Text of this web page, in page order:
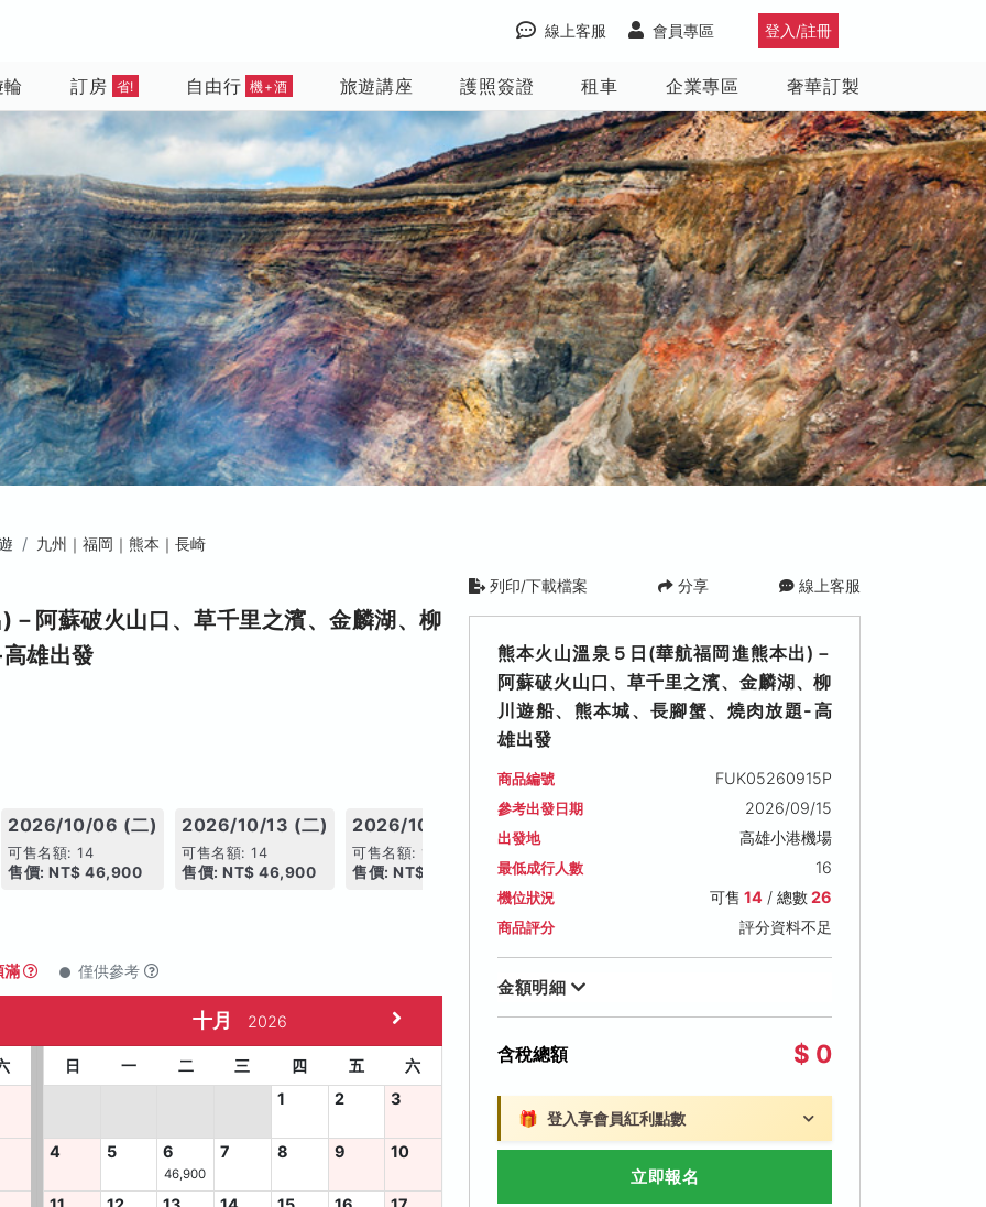
登入/註冊
會員專區
線上客服
訂房 省! 自由行 機+酒 旅遊講座 護照簽證 租車 企業專區 奢華訂製
九州｜福岡｜熊本｜長崎
阿蘇破火山口、草千里之濱、金麟湖、柳
雄出發
2026/10/06 (二)
可售名額: 14
售價: NT$ 46,900
2026/10/13 (二)
可售名額: 14
售價: NT$ 46,900
2026/10/20 (二)
可售名額: 14
售價: NT$ 46,900
2026/10/27 (二)
售價: NT$ 46,900
2026/11/03 (二)
售價: NT$ 46,900
滿 僅供參考
十月 2026
日 一 二 三 四 五
六
1
2 3
4 5 6
46,900
7 8 9 10
列印/下載檔案 分享 線上客服
熊本火山溫泉５日(華航福岡進熊本出)－
阿蘇破火山口、草千里之濱、金麟湖、柳
川遊船、熊本城、長腳蟹、燒肉放題-高
雄出發
商品編號 FUK05260915P
參考出發日期 2026/09/15
出發地 高雄小港機場
最低成行人數 16
機位狀況 可售 14/ 總數26
商品評分 評分資料不足
金額明細
含稅總額 $ 0
🎁 登入享會員紅利點數
立即報名